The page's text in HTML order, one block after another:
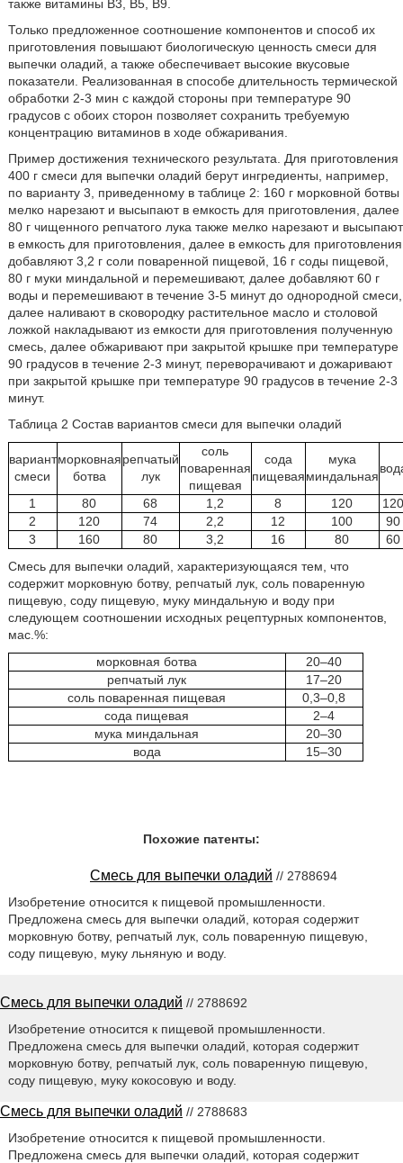
также витамины B3, B5, B9.
Только предложенное соотношение компонентов и способ их
приготовления повышают биологическую ценность смеси для
выпечки оладий, а также обеспечивает высокие вкусовые
показатели. Реализованная в способе длительность термической
обработки 2-3 мин с каждой стороны при температуре 90
градусов с обоих сторон позволяет сохранить требуемую
концентрацию витаминов в ходе обжаривания.
Пример достижения технического результата. Для приготовления
400 г смеси для выпечки оладий берут ингредиенты, например,
по варианту 3, приведенному в таблице 2: 160 г морковной ботвы
мелко нарезают и высыпают в емкость для приготовления, далее
80 г чищенного репчатого лука также мелко нарезают и высыпают
в емкость для приготовления, далее в емкость для приготовления
добавляют 3,2 г соли поваренной пищевой, 16 г соды пищевой,
80 г муки миндальной и перемешивают, далее добавляют 60 г
воды и перемешивают в течение 3-5 минут до однородной смеси,
далее наливают в сковородку растительное масло и столовой
ложкой накладывают из емкости для приготовления полученную
смесь, далее обжаривают при закрытой крышке при температуре
90 градусов в течение 2-3 минут, переворачивают и дожаривают
при закрытой крышке при температуре 90 градусов в течение 2-3
минут.
Таблица 2 Состав вариантов смеси для выпечки оладий
вариант
смеси
морковная
ботва
репчатый
лук
соль
поваренная
пищевая
сода
пищевая
мука
миндальная
1 80 68 1,2 8 120
2
120 74 2,2 12 100
90
3
160 80 3,2 16 80
60
Смесь для выпечки оладий, характеризующаяся тем, что
содержит морковную ботву, репчатый лук, соль поваренную
пищевую, соду пищевую, муку миндальную и воду при
следующем соотношении исходных рецептурных компонентов,
мас.%:
морковная ботва
20–40
репчатый лук
17–20
соль поваренная пищевая
0,3–0,8
сода пищевая
2–4
мука миндальная
20–30
вода
15–30
Похожие патенты:
Смесь для выпечки оладий // 2788694
Изобретение относится к пищевой промышленности.
Предложена смесь для выпечки оладий, которая содержит
морковную ботву, репчатый лук, соль поваренную пищевую,
соду пищевую, муку льняную и воду.
Смесь для выпечки оладий // 2788692
Изобретение относится к пищевой промышленности.
Предложена смесь для выпечки оладий, которая содержит
морковную ботву, репчатый лук, соль поваренную пищевую,
соду пищевую, муку кокосовую и воду.
Смесь для выпечки оладий // 2788683
Изобретение относится к пищевой промышленности.
Предложена смесь для выпечки оладий, которая содержит